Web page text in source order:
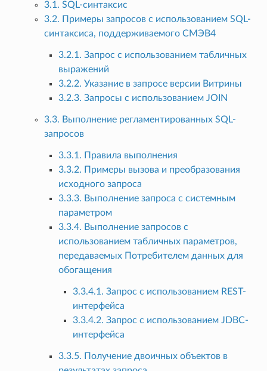
3.1. SQL-синтаксис
3.2. Примеры запросов с использованием SQL-
синтаксиса, поддерживаемого СМЭВ4
3.2.1. Запрос с использованием табличных
выражений
3.2.2. Указание в запросе версии Витрины
3.2.3. Запросы с использованием JOIN
3.3. Выполнение регламентированных SQL-
запросов
3.3.1. Правила выполнения
3.3.2. Примеры вызова и преобразования
исходного запроса
3.3.3. Выполнение запроса с системным
параметром
3.3.4. Выполнение запросов с
использованием табличных параметров,
передаваемых Потребителем данных для
обогащения
3.3.4.1. Запрос с использованием REST-
интерфейса
3.3.4.2. Запрос с использованием JDBC-
интерфейса
3.3.5. Получение двоичных объектов в